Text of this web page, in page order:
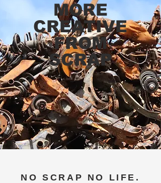
MORE
CREATIVE
FROM
SCRAP
NO SCRAP NO LIFE.